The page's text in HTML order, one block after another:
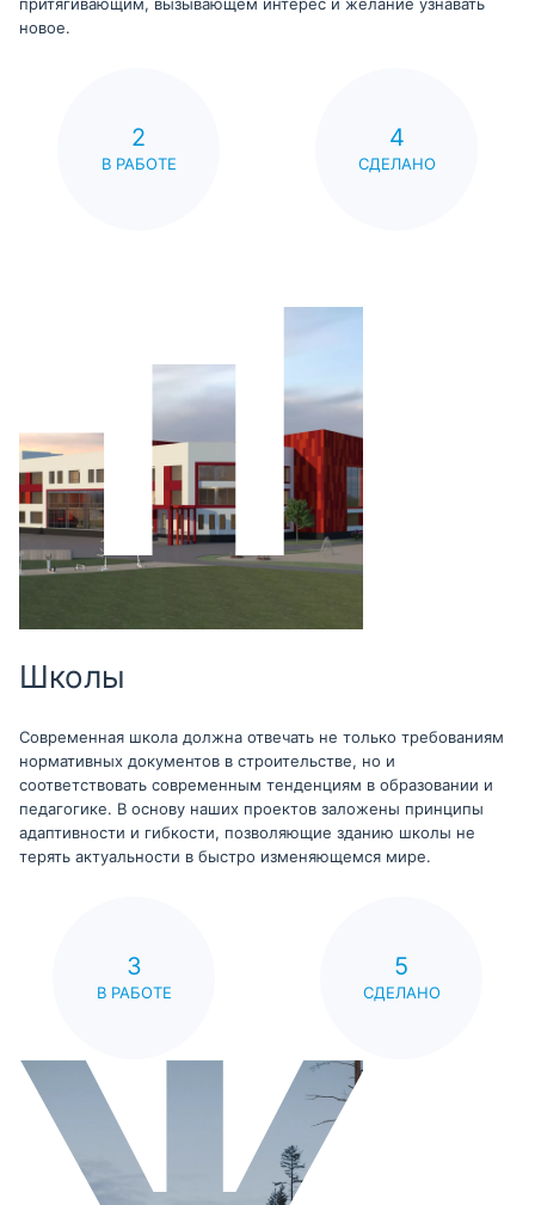
притягивающим, вызывающем интерес и желание узнавать
новое.
2
В РАБОТЕ
4
СДЕЛАНО
Школы
Современная школа должна отвечать не только требованиям
нормативных документов в строительстве, но и
соответствовать современным тенденциям в образовании и
педагогике. В основу наших проектов заложены принципы
адаптивности и гибкости, позволяющие зданию школы не
терять актуальности в быстро изменяющемся мире.
3
В РАБОТЕ
5
СДЕЛАНО